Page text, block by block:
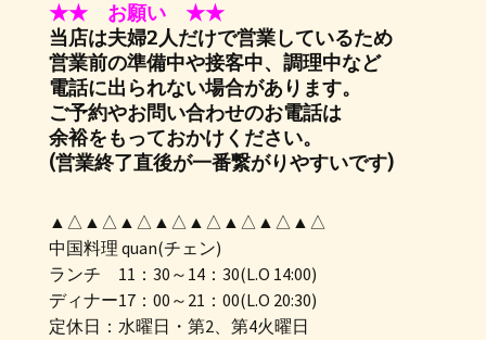
★★ お願い ★★
当店は夫婦2人だけで営業しているため
営業前の準備中や接客中、調理中など
電話に出られない場合があります。
ご予約やお問い合わせのお電話は
余裕をもっておかけください。
(営業終了直後が一番繋がりやすいです)
▲△▲△▲△▲△▲△▲△▲△▲△
中国料理 quan(チェン)
ランチ 11：30～14：30(L.O 14:00)
ディナー17：00～21：00(L.O 20:30)
定休日：水曜日・第2、第4火曜日